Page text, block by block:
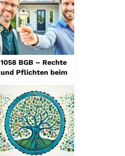
1058 BGB – Rechte
und Pflichten beim